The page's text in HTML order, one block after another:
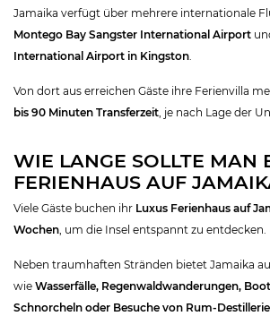
Jamaika verfügt über mehrere internationale
Montego Bay Sangster International Airport
International Airport in Kingston.
Von dort aus erreichen Gäste ihre Ferienvilla
bis 90 Minuten Transferzeit, je nach Lage der
WIE LANGE SOLLTE MAN
FERIENHAUS AUF
Viele Gäste buchen ihr Luxus Ferienhaus auf
Wochen, um die Insel entspannt zu entdecken.
Neben traumhaften Stränden bietet Jamaika
wie Wasserfälle, Regenwaldwanderungen,
Schnorcheln oder Besuche von Rum-